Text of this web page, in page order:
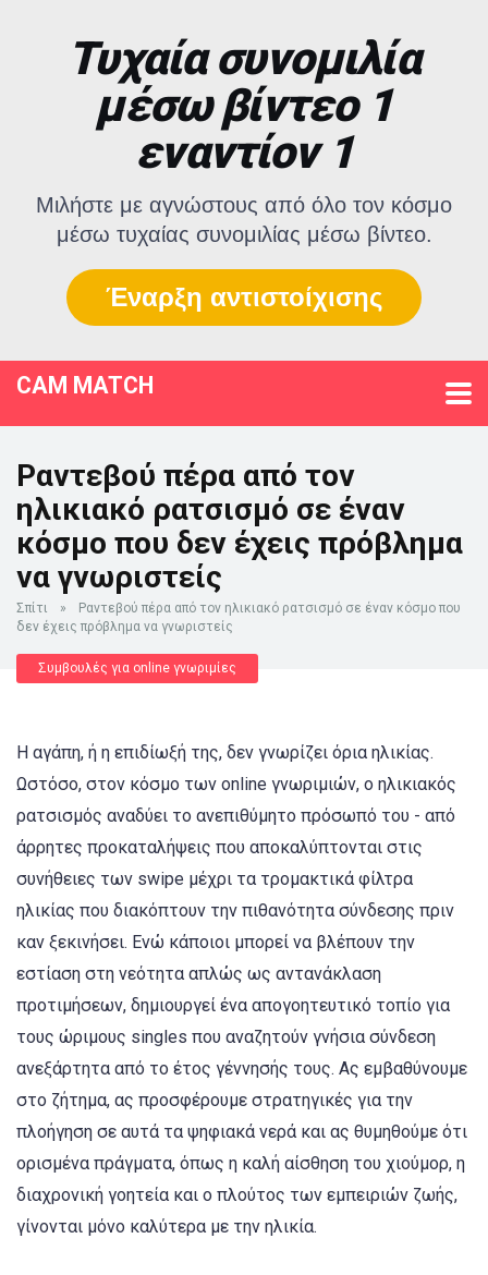
Τυχαία συνομιλία
μέσω βίντεο 1
εναντίον 1
Μιλήστε με αγνώστους από όλο τον κόσμο
μέσω τυχαίας συνομιλίας μέσω βίντεο.
Έναρξη αντιστοίχισης
CAM MATCH
Ραντεβού πέρα από τον
ηλικιακό ρατσισμό σε έναν
κόσμο που δεν έχεις πρόβλημα
να γνωριστείς
Σπίτι »
Ραντεβού πέρα από τον ηλικιακό ρατσισμό σε έναν κόσμο που
δεν έχεις πρόβλημα να γνωριστείς
Συμβουλές για online γνωριμίες
Η αγάπη, ή η επιδίωξή της, δεν γνωρίζει όρια ηλικίας.
Ωστόσο, στον κόσμο των online γνωριμιών, ο ηλικιακός
ρατσισμός αναδύει το ανεπιθύμητο πρόσωπό του - από
άρρητες προκαταλήψεις που αποκαλύπτονται στις
συνήθειες των swipe μέχρι τα τρομακτικά φίλτρα
ηλικίας που διακόπτουν την πιθανότητα σύνδεσης πριν
καν ξεκινήσει. Ενώ κάποιοι μπορεί να βλέπουν την
εστίαση στη νεότητα απλώς ως αντανάκλαση
προτιμήσεων, δημιουργεί ένα απογοητευτικό τοπίο για
τους ώριμους singles που αναζητούν γνήσια σύνδεση
ανεξάρτητα από το έτος γέννησής τους. Ας εμβαθύνουμε
στο ζήτημα, ας προσφέρουμε στρατηγικές για την
πλοήγηση σε αυτά τα ψηφιακά νερά και ας θυμηθούμε ότι
ορισμένα πράγματα, όπως η καλή αίσθηση του χιούμορ, η
διαχρονική γοητεία και ο πλούτος των εμπειριών ζωής,
γίνονται μόνο καλύτερα με την ηλικία.